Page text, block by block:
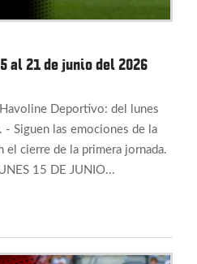
al 21 de junio del 2026
Deportivo: del lunes
Siguen las emociones de la
cierre de la primera jornada.
15 DE JUNIO...